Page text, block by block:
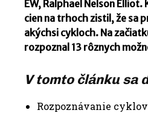
EW, Ralphael Nelson
cien na trhoch zistil, že sa
akýchsi cykloch. Na
rozpoznal 13 rôznych
V tomto článku sa
Rozpoznávanie